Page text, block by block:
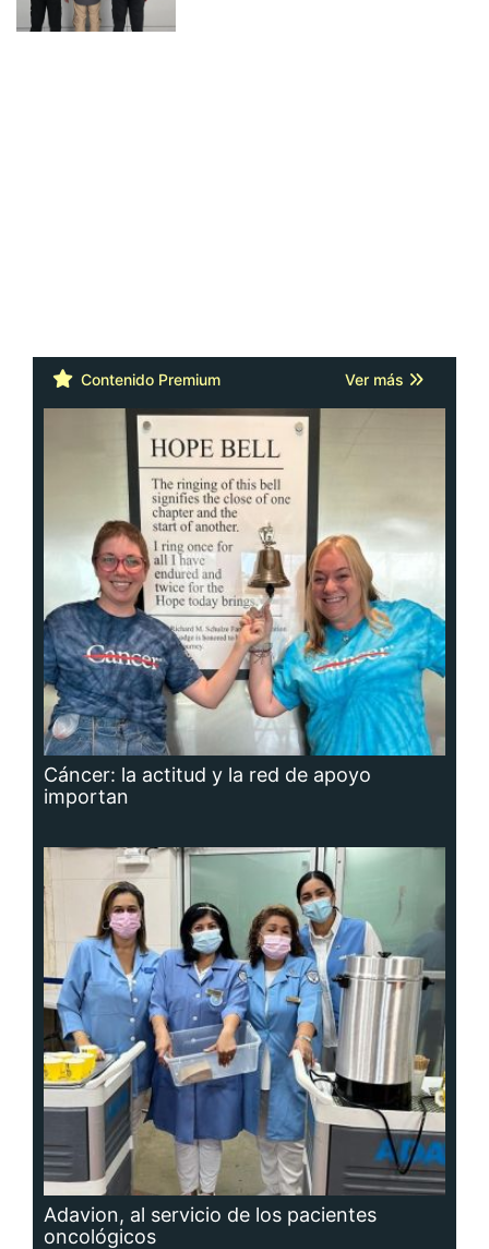
Contenido Premium Ver más
Cáncer: la actitud y la red de apoyo
importan
Adavion, al servicio de los pacientes
oncológicos